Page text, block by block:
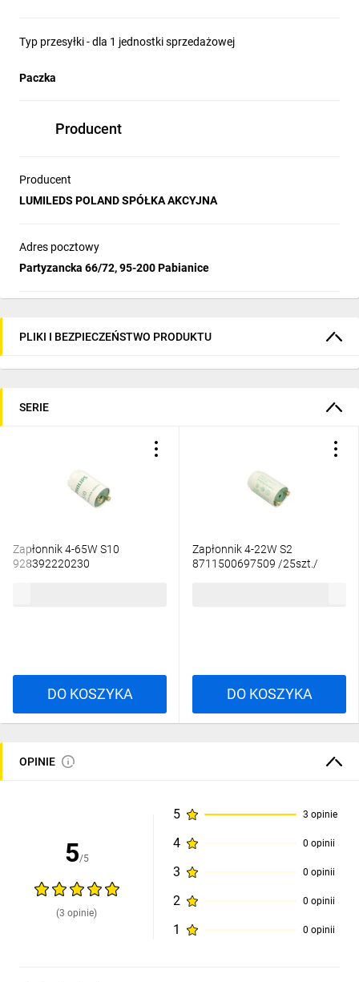
Typ przesyłki - dla 1 jednostki sprzedażowej
Paczka
Producent
Producent
LUMILEDS POLAND SPÓŁKA AKCYJNA
Adres pocztowy
Partyzancka 66/72, 95-200 Pabianice
PLIKI I BEZPIECZEŃSTWO PRODUKTU
SERIE
Zapłonnik 4-65W S10
928392220230
DO KOSZYKA
Zapłonnik 4-22W S2
8711500697509 /25szt./
DO KOSZYKA
OPINIE
5/5
(3 opinie)
5 3 opinie
4 0 opinii
3 0 opinii
2 0 opinii
1 0 opinii